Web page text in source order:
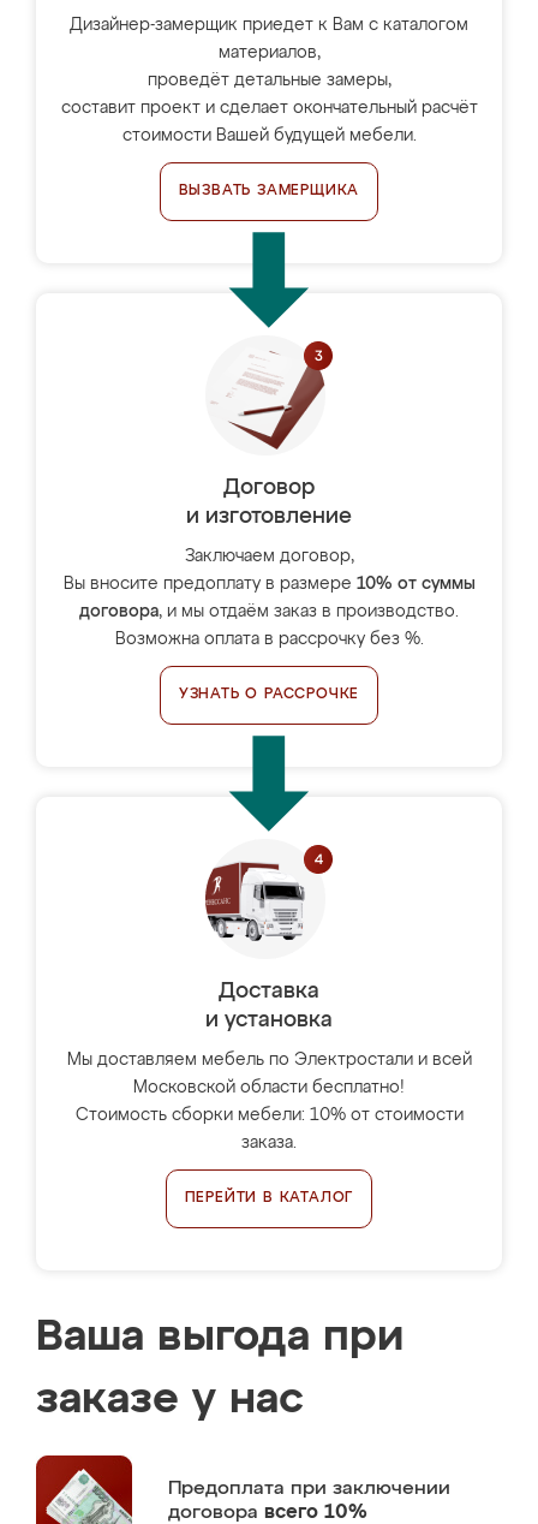
Дизайнер-замерщик приедет к Вам с каталогом
материалов,
проведёт детальные замеры,
составит проект и сделает окончательный расчёт
стоимости Вашей будущей мебели.
ВЫЗВАТЬ ЗАМЕРЩИКА
Договор
и изготовление
Заключаем договор,
Вы вносите предоплату в размере 10% от суммы
договора, и мы отдаём заказ в производство.
Возможна оплата в рассрочку без %.
УЗНАТЬ О РАССРОЧКЕ
Доставка
и установка
Мы доставляем мебель по Электростали и всей
Московской области бесплатно!
Стоимость сборки мебели: 10% от стоимости
заказа.
ПЕРЕЙТИ В КАТАЛОГ
Ваша выгода при
заказе у нас
Предоплата при заключении
договора всего 10%